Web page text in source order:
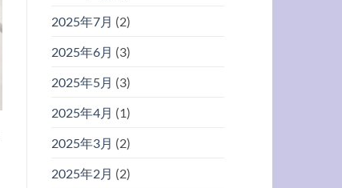
2025年7月 (2)
2025年6月 (3)
2025年5月 (3)
2025年4月 (1)
2025年3月 (2)
2025年2月 (2)